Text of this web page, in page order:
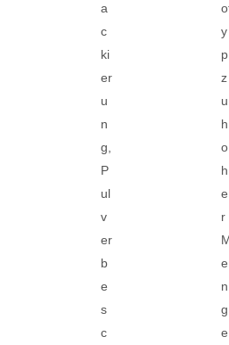
a
c
ki
er
u
n
g,
P
ul
v
er
b
e
s
c
y
p
z
u
h
o
h
e
r
e
n
g
e